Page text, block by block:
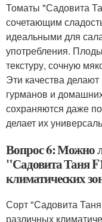
Томаты "Садовита
сочетающим
идеальными для
употребления.
текстуру, сочную
Эти качества
гурманов и
сохраняются даже
делает их
Вопрос 6: Можно
"Садовита Таня
климатических
Сорт "Садовита
различных